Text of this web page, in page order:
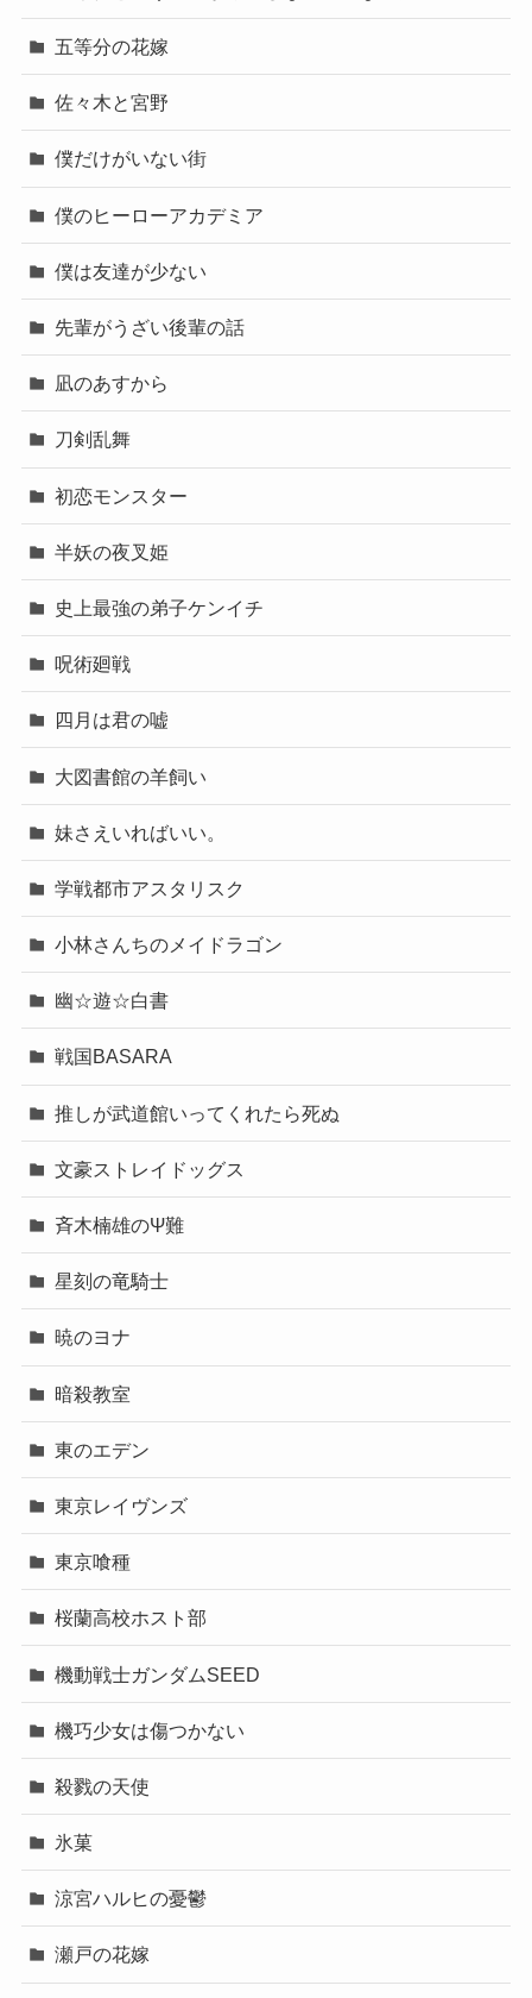
五等分の花嫁
佐々木と宮野
僕だけがいない街
僕のヒーローアカデミア
僕は友達が少ない
先輩がうざい後輩の話
凪のあすから
刀剣乱舞
初恋モンスター
半妖の夜叉姫
史上最強の弟子ケンイチ
呪術廻戦
四月は君の嘘
大図書館の羊飼い
妹さえいればいい。
学戦都市アスタリスク
小林さんちのメイドラゴン
幽☆遊☆白書
戦国BASARA
推しが武道館いってくれたら死ぬ
文豪ストレイドッグス
斉木楠雄のΨ難
星刻の竜騎士
暁のヨナ
暗殺教室
東のエデン
東京レイヴンズ
東京喰種
桜蘭高校ホスト部
機動戦士ガンダムSEED
機巧少女は傷つかない
殺戮の天使
氷菓
涼宮ハルヒの憂鬱
瀬戸の花嫁